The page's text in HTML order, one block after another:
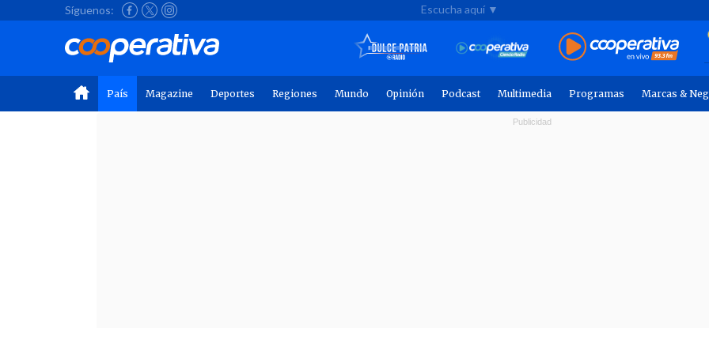
Síguenos: Escucha aquí ▼
País Magazine Deportes Regiones Mundo Opinión Podcast Multimedia Programas Marcas &